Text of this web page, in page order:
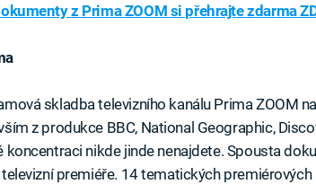
z Prima ZOOM si přehrajte zdarma
skladba televizního kanálu Prima ZOOM
z produkce BBC, National Geographic,
koncentraci nikde jinde nenajdete. Spousta
premiéře. 14 tematických premiérových